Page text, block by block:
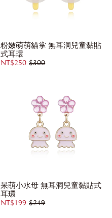
粉嫩萌萌貓掌 無耳洞兒童黏貼
式耳環
NT$250 $300
呆萌小水母 無耳洞兒童黏貼式
耳環
NT$199 $249